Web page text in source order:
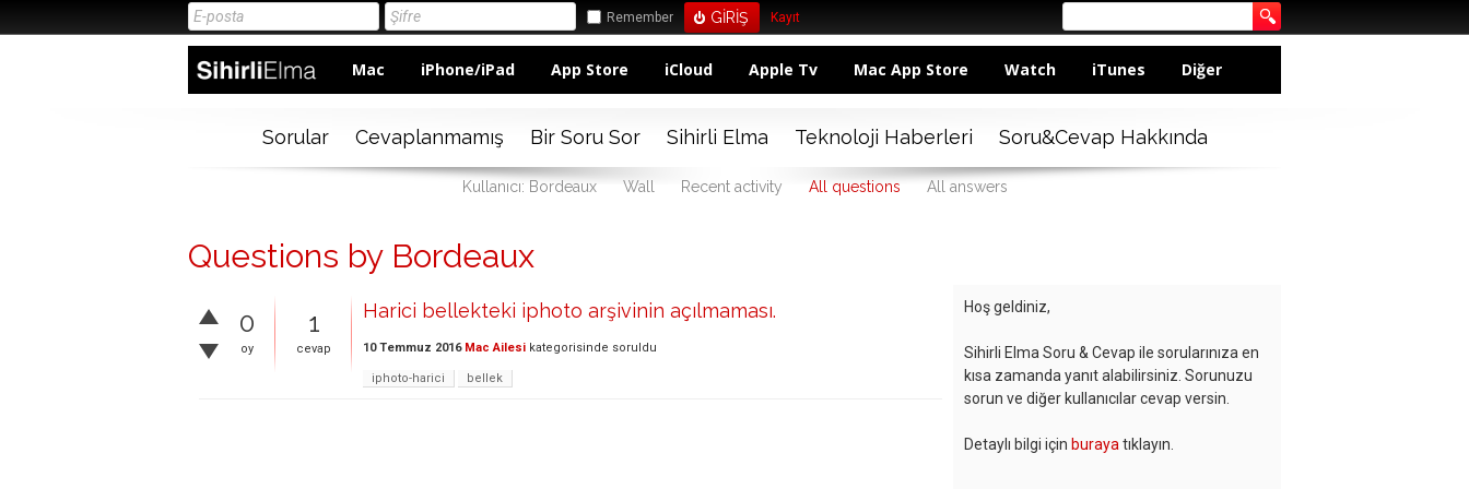
Remember Kayıt
Mac iPhone/iPad App Store iCloud Apple Tv Mac App Store Watch iTunes Diğer
Sorular Cevaplanmamış Bir Soru Sor Sihirli Elma Teknoloji Haberleri Soru&Cevap Hakkında
Kullanıcı: Bordeaux Wall Recent activity All questions All answers
Questions by Bordeaux
0
oy
1
cevap
Harici bellekteki iphoto arşivinin açılmaması.
10 Temmuz 2016 Mac Ailesi kategorisinde soruldu
iphoto-harici bellek
Hoş geldiniz,
Sihirli Elma Soru & Cevap ile sorularınıza en
kısa zamanda yanıt alabilirsiniz. Sorunuzu
sorun ve diğer kullanıcılar cevap versin.
Detaylı bilgi için buraya tıklayın.